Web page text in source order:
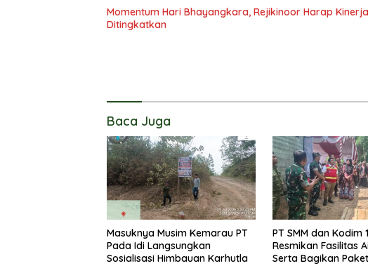
Momentum Hari Bhayangkara, Rejikinoor Harap
Ditingkatkan
Baca Juga
Masuknya Musim Kemarau PT
Pada Idi Langsungkan
Sosialisasi Himbauan Karhutla
PT SMM dan Kodim
Resmikan Fasilitas
Serta Bagikan